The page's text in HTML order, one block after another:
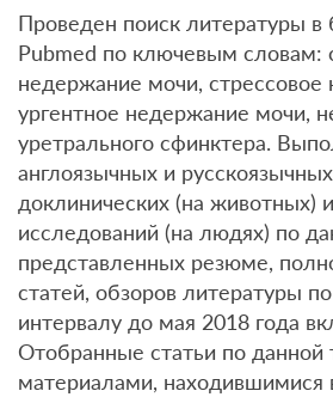
Проведен поиск литературы в
Pubmed по ключевым словам:
недержание мочи,
ургентное недержание мочи,
уретрального сфинктера.
англоязычных и
доклинических (на животных)
исследований (на людях) по
представленных резюме,
статей, обзоров литературы
интервалу до мая 2018 года
Отобранные статьи по данной
материалами, находившимися